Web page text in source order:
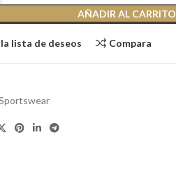
AÑADIR AL CARRITO
lista de deseos Compara